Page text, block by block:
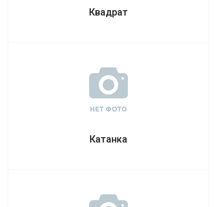
Квадрат
Катанка